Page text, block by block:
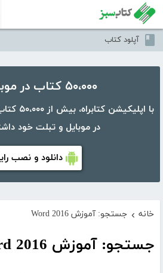
آپلود کتاب
۵۰،۰۰۰ کتاب در موبایل شما
با
در موبایل و تبلت خود
دانلود و نصب
خانه › جستجو: آموزش Word 2016
جستجو: آموزش Word 2016